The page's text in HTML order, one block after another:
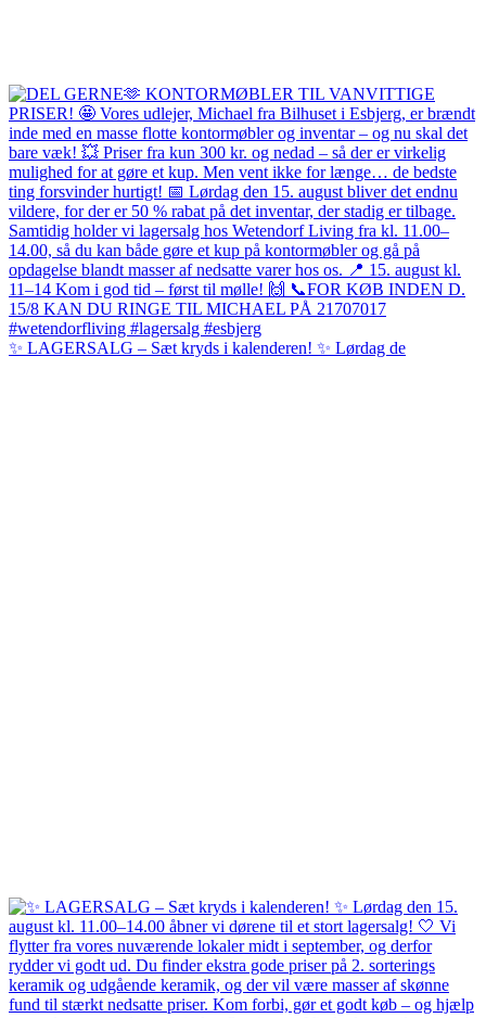
✨ LAGERSALG – Sæt kryds i kalenderen! ✨ Lørdag de